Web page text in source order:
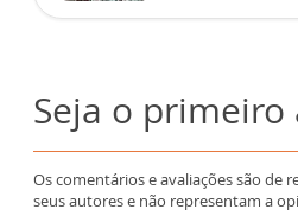
Seja o
Os comentários e avaliações são de
seus autores e não representam a